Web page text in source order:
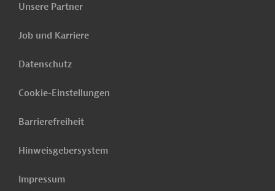
Kenia - Förderung der Geothermie
Weitere verwandte Inhalte anzeigen
Unsere Partner
Job und Karriere
Datenschutz
Cookie-Einstellungen
Barrierefreiheit
Hinweisgebersystem
Impressum